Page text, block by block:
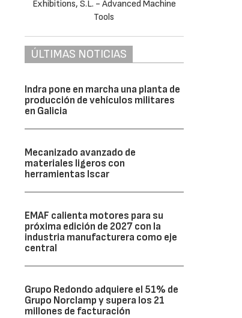
ÚLTIMAS NOTICIAS
Indra pone en marcha una planta de
producción de vehículos militares
en Galicia
Mecanizado avanzado de
materiales ligeros con
herramientas Iscar
EMAF calienta motores para su
próxima edición de 2027 con la
industria manufacturera como eje
central
Grupo Redondo adquiere el 51% de
Grupo Norclamp y supera los 21
millones de facturación